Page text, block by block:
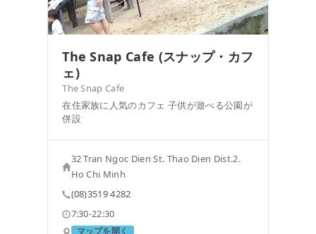
The Snap Cafe (スナップ・カフ
ェ)
The Snap Cafe
在住家族に人気のカフェ 子供が遊べる公園が
併設
32 Tran Ngoc Dien St. Thao Dien Dist.2.
Ho Chi Minh
(08)3519 4282
7:30-22:30
マップを開く